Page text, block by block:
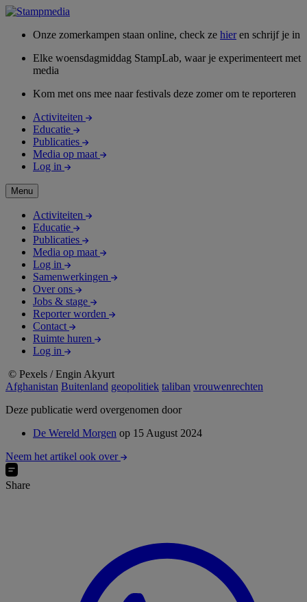
Onze zomerkampen staan online, check ze hieren schrijf je in
Elke woensdagmiddag StampLab, waar je experimenteert met
media
Kom met ons mee naar festivals deze zomer om te reporteren
Activiteiten
Educatie
Publicaties
Media op maat
Log in
Menu
Activiteiten
Educatie
Publicaties
Media op maat
Log in
Samenwerkingen
Over ons
Jobs & stage
Reporter worden
Contact
Ruimte huren
Log in
© Pexels / Engin Akyurt
Afghanistan Buitenland geopolitiek taliban vrouwenrechten
Deze publicatie werd overgenomen door
De Wereld Morgen op 15 August 2024
Neem het artikel ook over
Share